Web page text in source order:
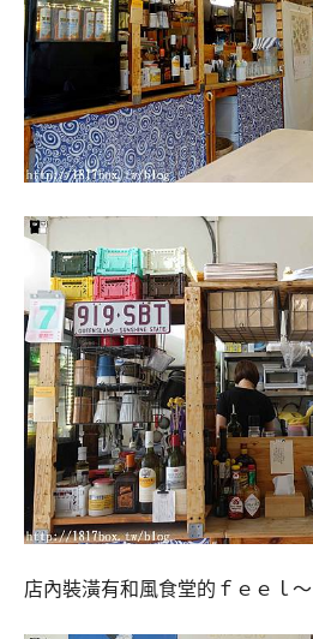
店內裝潢有和風食堂的ｆｅｅｌ～